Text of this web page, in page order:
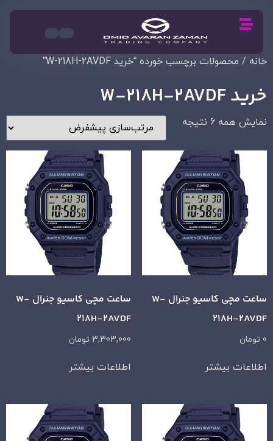
خانه / محصولات برچسب خورده “خرید W-218H-2AVDF”
خرید W-218H-2AVDF
نمایش همه 6 نتیجه
ساعت مچی کاسیو جنرال W-
218H-2AVDF
0 تومان
اطلاعات بیشتر
ساعت مچی کاسیو جنرال W-
218H-2AVDF
3,303,000 تومان
اطلاعات بیشتر